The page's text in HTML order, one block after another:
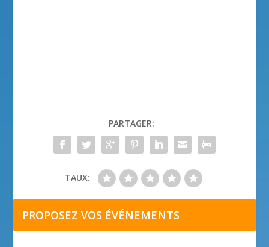
PARTAGER:
TAUX:
PROPOSEZ VOS ÉVÉNEMENTS